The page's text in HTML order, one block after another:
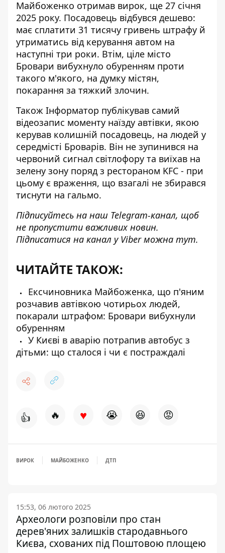
Майбоженко отримав вирок, ще 27 січня
2025 року. Посадовець відбувся дешево:
має сплатити 31 тисячу гривень штрафу й
утриматись від керування автом на
наступні три роки. Втім, ціле місто
Бровари вибухнуло обуренням проти
такого м'якого, на думку містян,
покарання за тяжкий злочин.
Також Інформатор публікував самий
відеозапис моменту наїзду автівки, якою
керував колишній посадовець, на людей у
середмісті Броварів. Він не зупинився на
червоний сигнал світлофору та виїхав на
зелену зону поряд з рестораном KFC - при
цьому є враження, що взагалі не збирався
тиснути на гальмо.
Підписуйтесь на наш Telegram-канал, щоб
не пропустити важливих новин.
Підписатися на канал у Viber можна тут.
ЧИТАЙТЕ ТАКОЖ:
Ексчиновника Майбоженка, що п'яним
розчавив автівкою чотирьох людей,
покарали штрафом: Бровари вибухнули
обуренням
У Києві в аварію потрапив автобус з
дітьми: що сталося і чи є постраждалі
👍 🔥 ♥ 😭 😆 😡
ВИРОК МАЙБОЖЕНКО ДТП
15:53, 06 лютого 2025
Археологи розповіли про стан
дерев'яних залишків стародавнього
Києва, схованих під Поштовою площею